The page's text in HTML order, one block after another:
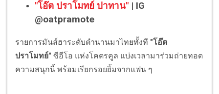
"โอ๊ต ปราโมทย์ ปาทาน" | IG
@oatpramote
รายการมันส์ฮาระดับตำนานมาไทยทั้งที "โอ๊ต
ปราโมทย์" ซีอีโอ แห่งโคตรคูล แบ่งเวลามาร่วมถ่ายทอด
ความสนุกนี้ พร้อมเรียกรอยยิ้มจากแฟน ๆ